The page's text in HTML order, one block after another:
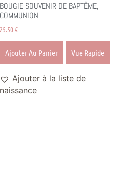
BOUGIE SOUVENIR DE BAPTÊME,
COMMUNION
25.50€
Ajouter Au Panier Vue Rapide
Ajouter à la liste de
naissance